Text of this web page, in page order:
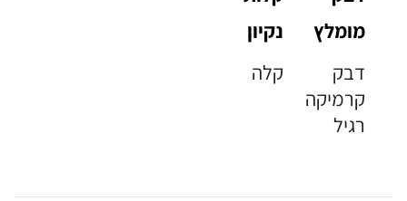
מומלץ
דבק
קרמיקה
רגיל
נקיון
קלה